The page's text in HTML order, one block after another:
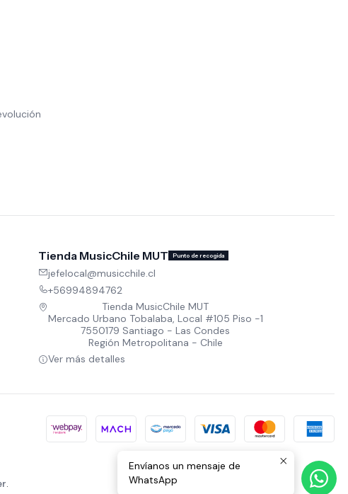
Tienda MusicChile MUT Punto de recogida
jefelocal@musicchile.cl
+56994894762
Tienda MusicChile MUT
Mercado Urbano Tobalaba, Local #105 Piso -1
7550179 Santiago - Las Condes
Región Metropolitana - Chile
Ver más detalles
.
Envíanos un mensaje de
WhatsApp